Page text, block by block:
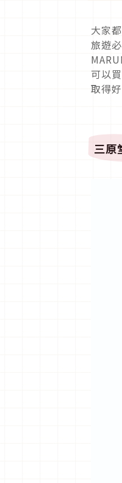
大家
旅遊
可以
取得
三原